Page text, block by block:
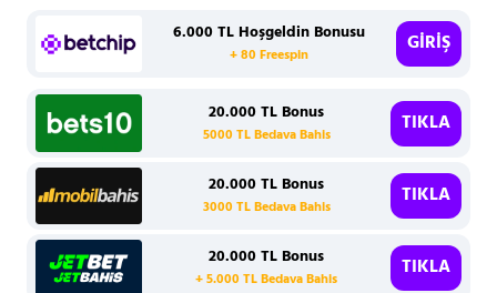
6.000 TL Hoşgeldin Bonusu
+ 80 Freespin GİRİŞ
20.000 TL Bonus
5000 TL Bedava Bahis TIKLA
20.000 TL Bonus
3000 TL Bedava Bahis TIKLA
20.000 TL Bonus
+ 5.000 TL Bedava Bahis TIKLA